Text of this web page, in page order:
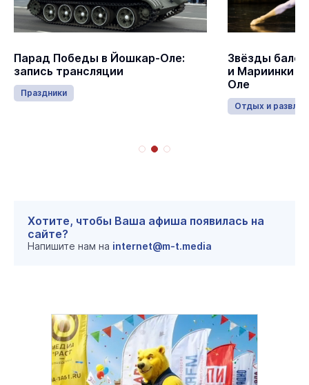
Парад Победы в Йошкар-Оле:
запись трансляции
Праздники
Звёзды
и Мариинки
Оле
Отдых и
Хотите, чтобы Ваша афиша появилась на
сайте?
Напишите нам на internet@m-t.media